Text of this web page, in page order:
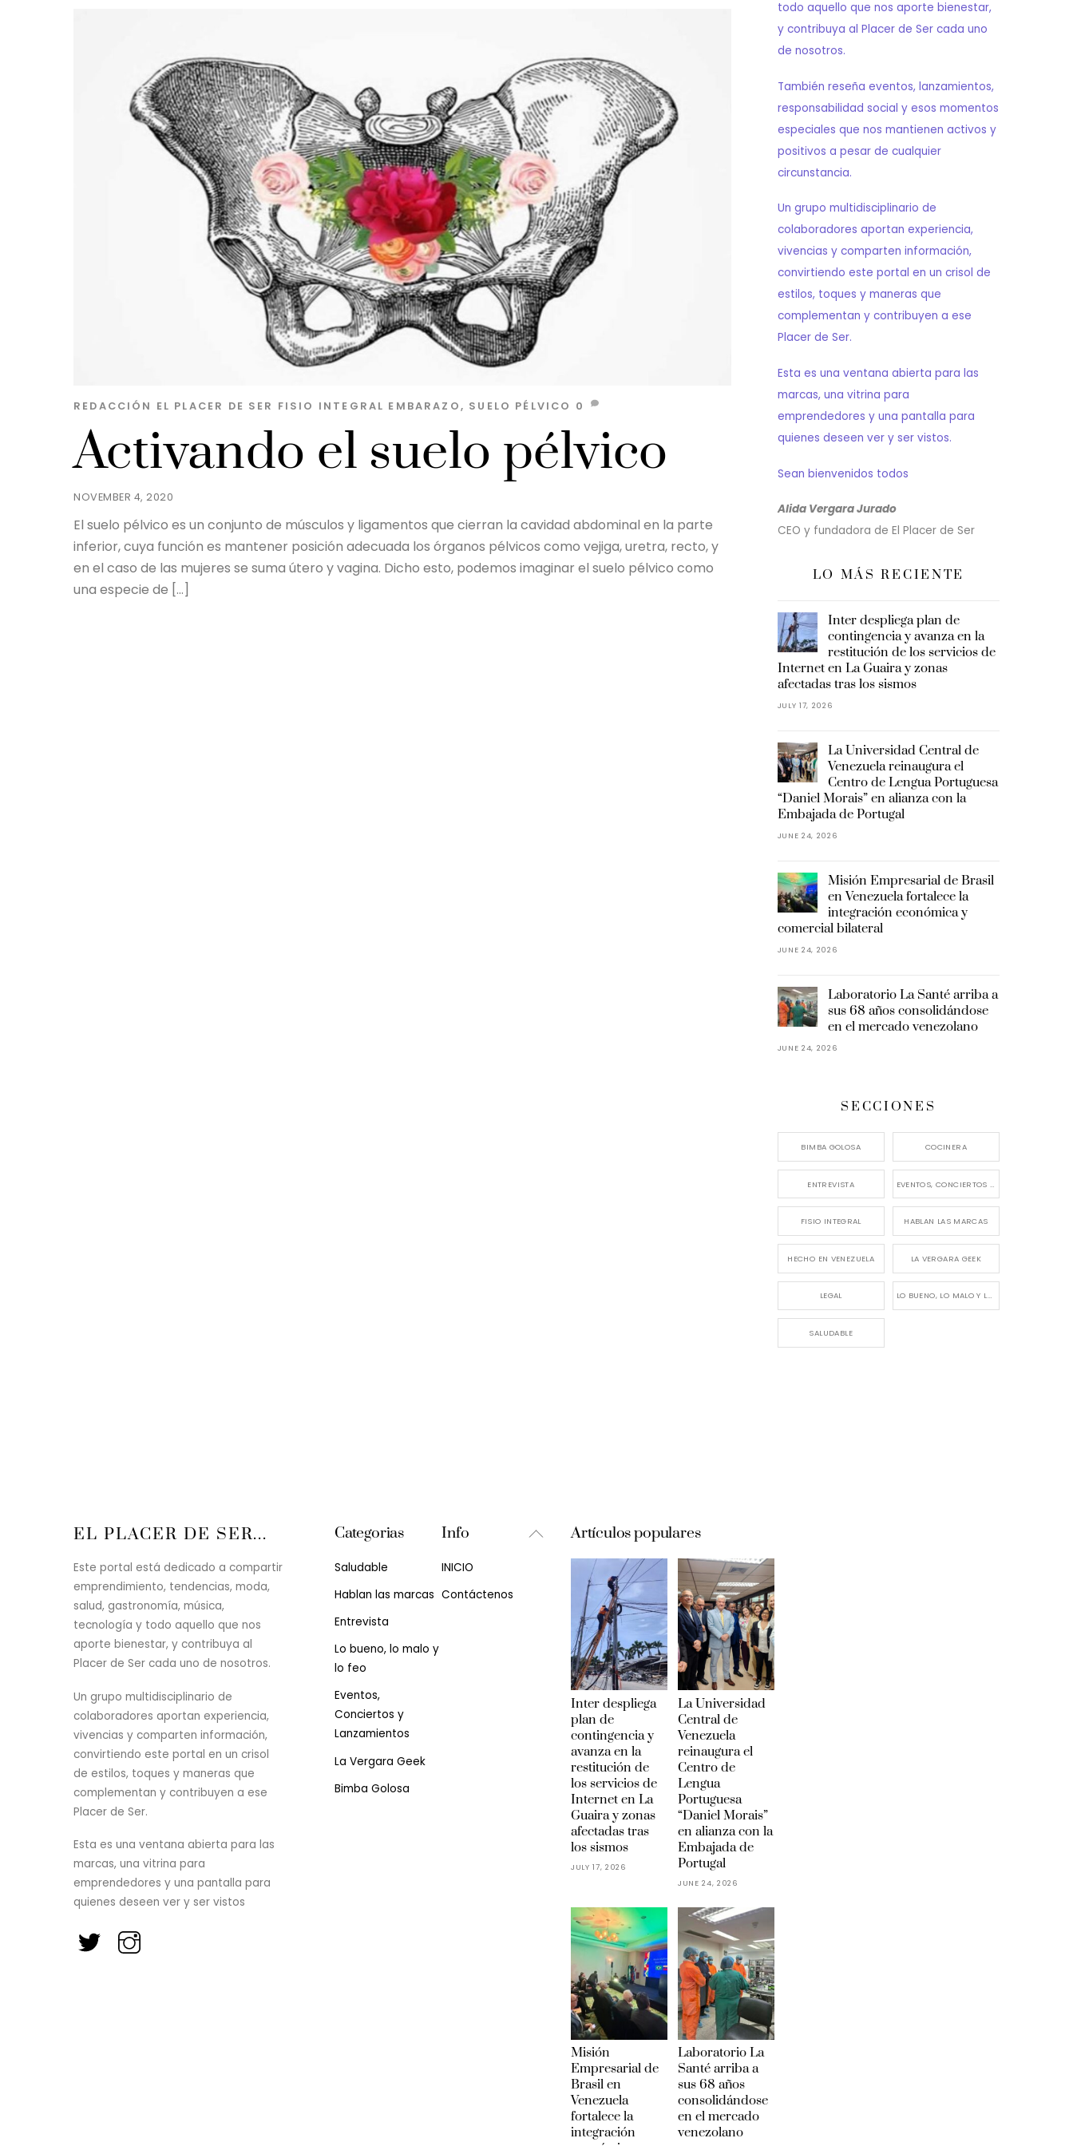
NOVEMBER 4, 2020
Activando el suelo pélvico
REDACCIÓN EL PLACER DE SER FISIO INTEGRAL EMBARAZO, SUELO PÉLVICO 0
El suelo pélvico es un conjunto de músculos y ligamentos que cierran la cavidad abdominal en la parte
inferior, cuya función es mantener posición adecuada los órganos pélvicos como vejiga, uretra, recto, y
en el caso de las mujeres se suma útero y vagina. Dicho esto, podemos imaginar el suelo pélvico como
una especie de […]
todo aquello que nos aporte bienestar,
y contribuya al Placer de Ser cada uno
de nosotros.
También reseña eventos, lanzamientos,
responsabilidad social y esos momentos
especiales que nos mantienen activos y
positivos a pesar de cualquier
circunstancia.
Un grupo multidisciplinario de
colaboradores aportan experiencia,
vivencias y comparten información,
convirtiendo este portal en un crisol de
estilos, toques y maneras que
complementan y contribuyen a ese
Placer de Ser.
Esta es una ventana abierta para las
marcas, una vitrina para
emprendedores y una pantalla para
quienes deseen ver y ser vistos.
Sean bienvenidos todos
Alida Vergara Jurado
CEO y fundadora de El Placer de Ser
LO MÁS RECIENTE
Inter despliega plan de
contingencia y avanza en la
restitución de los servicios de
Internet en La Guaira y zonas
afectadas tras los sismos
JULY 17, 2026
La Universidad Central de
Venezuela reinaugura el
Centro de Lengua Portuguesa
“Daniel Morais” en alianza con la
Embajada de Portugal
JUNE 24, 2026
Misión Empresarial de Brasil
en Venezuela fortalece la
integración económica y
comercial bilateral
JUNE 24, 2026
Laboratorio La Santé arriba a
sus 68 años consolidándose
en el mercado venezolano
JUNE 24, 2026
SECCIONES
BIMBA GOLOSA COCINERA
ENTREVISTA
FISIO INTEGRAL HABLAN LAS MARCAS
HECHO EN VENEZUELA LA VERGARA GEEK
LEGAL LO BUENO, LO MALO Y LO FEO
SALUDABLE
Back
EL PLACER DE SER...
Este portal está dedicado a compartir
emprendimiento, tendencias, moda,
salud, gastronomía, música,
tecnología y todo aquello que nos
aporte bienestar, y contribuya al
Placer de Ser cada uno de nosotros.
Un grupo multidisciplinario de
colaboradores aportan experiencia,
vivencias y comparten información,
convirtiendo este portal en un crisol
de estilos, toques y maneras que
complementan y contribuyen a ese
Placer de Ser.
Esta es una ventana abierta para las
marcas, una vitrina para
emprendedores y una pantalla para
quienes deseen ver y ser vistos
Categorias
Saludable
Hablan las marcas
Entrevista
Lo bueno, lo malo y
lo feo
Eventos,
Conciertos y
Lanzamientos
La Vergara Geek
Bimba Golosa
Info
INICIO
Contáctenos
Artículos populares
Inter despliega
plan de
contingencia y
avanza en la
restitución de
los servicios de
Internet en La
Guaira y zonas
afectadas tras
los sismos
JULY 17, 2026
La Universidad
Central de
Venezuela
reinaugura el
Centro de
Lengua
Portuguesa
“Daniel Morais”
en alianza con la
Embajada de
Portugal
JUNE 24, 2026
Misión
Empresarial de
Brasil en
Venezuela
fortalece la
integración
Laboratorio La
Santé arriba a
sus 68 años
consolidándose
en el mercado
venezolano